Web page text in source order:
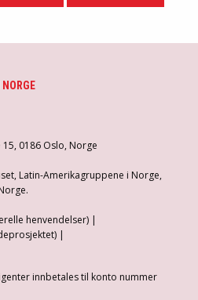
0186 Oslo, Norge
Latin-Amerikagruppene i Norge,
henvendelser) |
|
innbetales til konto nummer